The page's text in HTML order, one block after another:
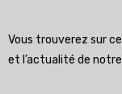
Vous trouverez sur
et l’actualité de